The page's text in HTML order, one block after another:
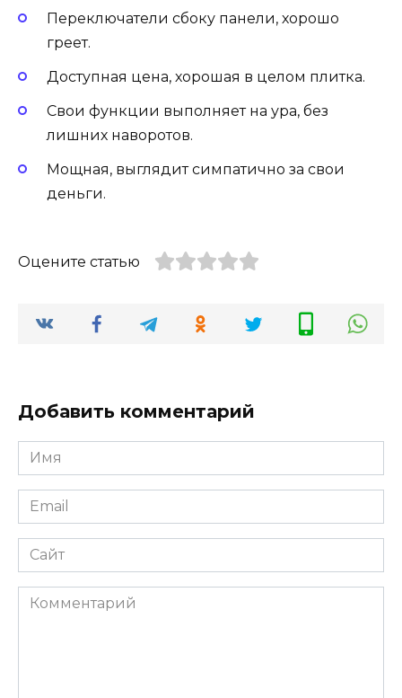
Переключатели сбоку панели, хорошо
греет.
Доступная цена, хорошая в целом плитка.
Свои функции выполняет на ура, без
лишних наворотов.
Мощная, выглядит симпатично за свои
деньги.
Оцените статью
Добавить комментарий
Имя
Email
Сайт
Комментарий